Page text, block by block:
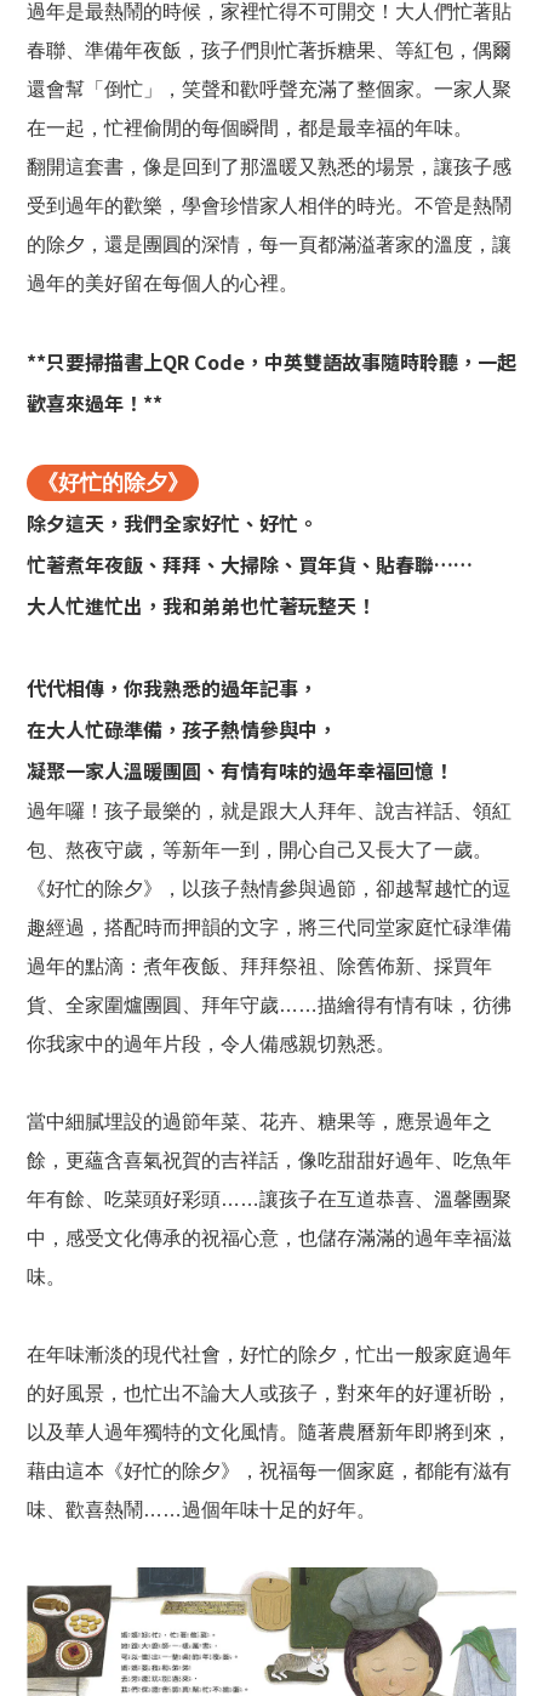
過年是最熱鬧的時候，家裡忙得不可開交！大人們忙著貼
春聯、準備年夜飯，孩子們則忙著拆糖果、等紅包，偶爾
還會幫「倒忙」，笑聲和歡呼聲充滿了整個家。一家人聚
在一起，忙裡偷閒的每個瞬間，都是最幸福的年味。
翻開這套書，像是回到了那溫暖又熟悉的場景，讓孩子感
受到過年的歡樂，學會珍惜家人相伴的時光。不管是熱鬧
的除夕，還是團圓的深情，每一頁都滿溢著家的溫度，讓
過年的美好留在每個人的心裡。
**只要掃描書上QR Code，中英雙語故事隨時聆聽，一起
歡喜來過年！**
《好忙的除夕》
除夕這天，我們全家好忙、好忙。
忙著煮年夜飯、拜拜、大掃除、買年貨、貼春聯……
大人忙進忙出，我和弟弟也忙著玩整天！
代代相傳，你我熟悉的過年記事，
在大人忙碌準備，孩子熱情參與中，
凝聚一家人溫暖團圓、有情有味的過年幸福回憶！
過年囉！孩子最樂的，就是跟大人拜年、說吉祥話、領紅
包、熬夜守歲，等新年一到，開心自己又長大了一歲。
《好忙的除夕》，以孩子熱情參與過節，卻越幫越忙的逗
趣經過，搭配時而押韻的文字，將三代同堂家庭忙碌準備
過年的點滴：煮年夜飯、拜拜祭祖、除舊佈新、採買年
貨、全家圍爐團圓、拜年守歲……描繪得有情有味，彷彿
你我家中的過年片段，令人備感親切熟悉。
當中細膩埋設的過節年菜、花卉、糖果等，應景過年之
餘，更蘊含喜氣祝賀的吉祥話，像吃甜甜好過年、吃魚年
年有餘、吃菜頭好彩頭……讓孩子在互道恭喜、溫馨團聚
中，感受文化傳承的祝福心意，也儲存滿滿的過年幸福滋
味。
在年味漸淡的現代社會，好忙的除夕，忙出一般家庭過年
的好風景，也忙出不論大人或孩子，對來年的好運祈盼，
以及華人過年獨特的文化風情。隨著農曆新年即將到來，
藉由這本《好忙的除夕》，祝福每一個家庭，都能有滋有
味、歡喜熱鬧……過個年味十足的好年。